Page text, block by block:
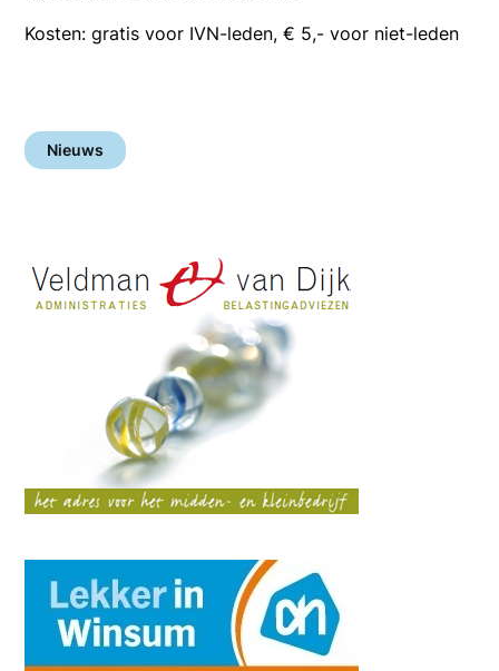
Kosten: gratis voor IVN-leden, € 5,- voor niet-leden
Nieuws